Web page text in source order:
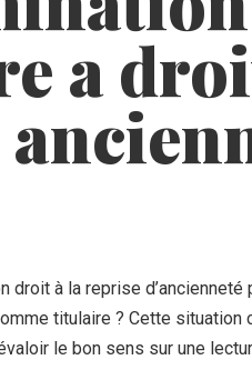
a
droit à la reprise
titulaire ? Cette
le bon sens sur une